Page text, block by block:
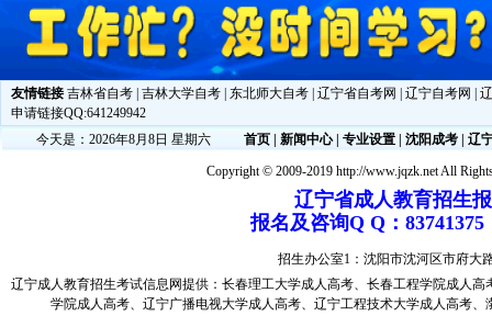
友情链接 吉林省自考 吉林大学自考 东北师大自考 辽宁省自考网 辽宁自考网
申请链接QQ:641249942
今天是：2026年8月8日 星期六
首页 新闻中心| 专业设置 沈阳成考 辽
Copyright © 2009-2019 http://www.jqzk.net All
辽宁省成人教育招生
报名及咨询Q Q：
招生办公室1：沈阳市沈河区市府
辽宁成人教育招生考试信息网提供： 长春理工大学成人高考、 长春工程学院成人高
学院成人高考、 辽宁广播电视大学成人高考、 辽宁工程技术大学成人高考、